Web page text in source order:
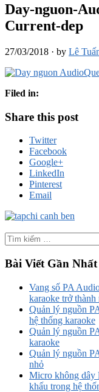
Day-nguon-
Current-dep
27/03/2018 · by Lê
Filed in:
Share this post
Twitter
Facebook
Google+
LinkedIn
Pinterest
Email
Bài Viết Gần Nhất
Vang số PA
karaoke trở thành
Quản lý nguồn
hệ thống karaoke
Quản lý nguồn
karaoke
Quản lý nguồn
nhỏ
Micro không dây
khấu trong hệ